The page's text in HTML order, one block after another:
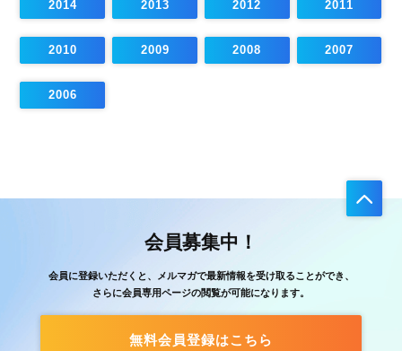
2014 2013 2012 2011
2010 2009 2008 2007
2006
会員募集中！
会員に登録いただくと、メルマガで最新情報を受け取ることができ、
さらに会員専用ページの閲覧が可能になります。
無料会員登録はこちら